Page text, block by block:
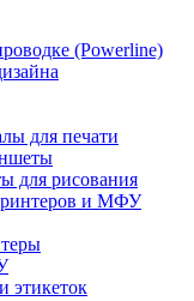
(Powerline)
для печати
для рисования
и МФУ
этикеток